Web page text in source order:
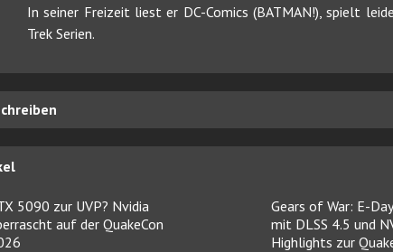
In seiner Freizeit liest er DC-Comics (BATMAN!), spielt
Trek Serien.
5090 zur UVP? Nvidia
auf der QuakeCon
Gears of War: E-
mit DLSS 4.5 und
Highlights zur